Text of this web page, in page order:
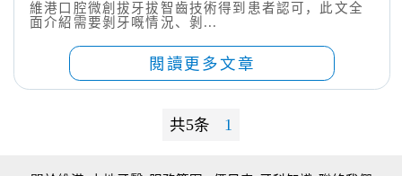
維港口腔微創拔牙拔智齒技術得到患者認可，此文全
面介紹需要剝牙嘅情況、剝...
閱讀更多文章
共5条 1